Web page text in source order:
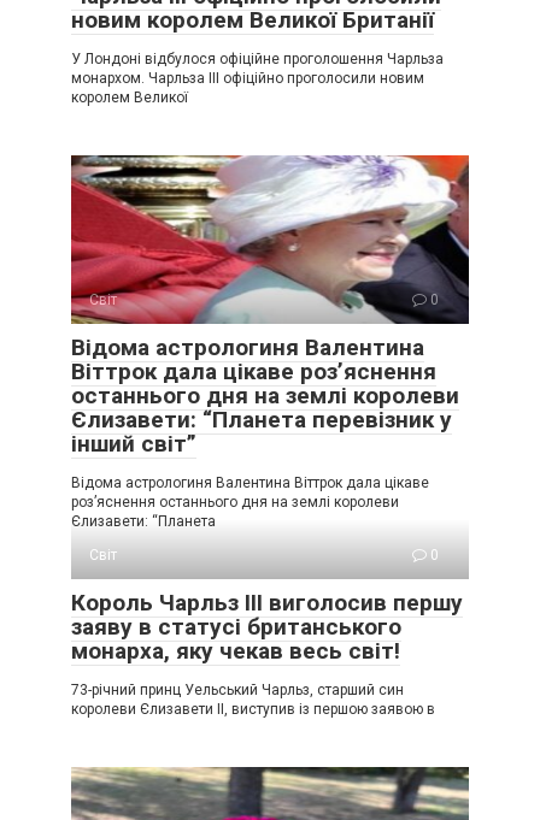
новим королем Великої Британії
У Лондоні відбулося офіційне проголошення Чарльза
монархом. Чарльза III офіційно проголосили новим
королем Великої
Світ 0
Відома астрологиня Валентина
Віттрок дала цікаве роз’яснення
останнього дня на землі королеви
Єлизавети: “Планета перевізник у
інший світ”
Відома астрологиня Валентина Віттрок дала цікаве
роз’яснення останнього дня на землі королеви
Єлизавети: “Планета
Світ
0
Король Чарльз ІІІ виголосив першу
заяву в статусі британського
монарха, яку чекав весь світ!
73-річний принц Уельський Чарльз, старший син
королеви Єлизавети II, виступив із першою заявою в